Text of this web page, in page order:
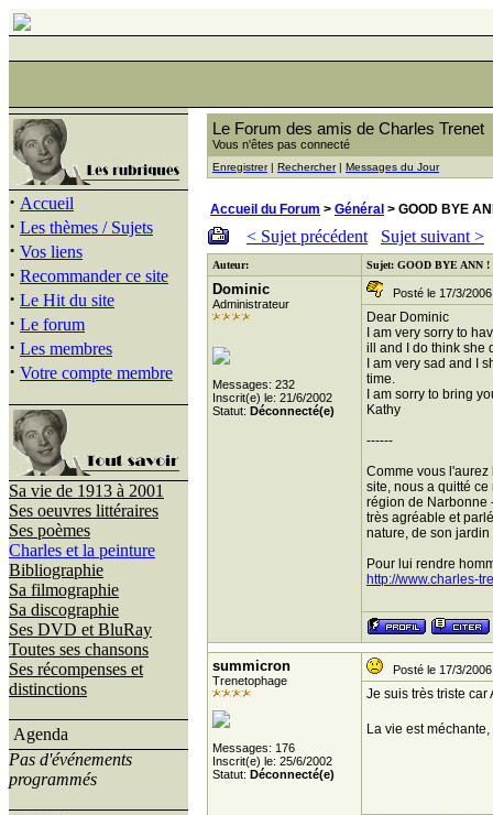
· Accueil
· Les thèmes / Sujets
· Vos liens
· Recommander ce site
· Le Hit du site
· Le forum
· Les membres
· Votre compte membre
Sa vie de 1913 à 2001
Ses oeuvres littéraires
Ses poèmes
Charles et la peinture
Bibliographie
Sa filmographie
Sa discographie
Ses DVD et BluRay
Toutes ses chansons
Ses récompenses et
distinctions
Agenda
Pas d'événements
programmés
Le Forum des amis de Charles Trenet
Vous n'êtes pas connecté
Enregistrer| Rechercher| Messages du Jour
Accueil du Forum > Général > GOOD BYE
< Sujet précédent Sujet suivant >
Auteur: Sujet: GOOD BYE ANN !
Dominic
Administrateur
Messages: 232
Inscrit(e) le: 21/6/2002
Statut: Déconnecté(e)
Posté le 17/3/
Dear Dominic
I am very sorry to
ill and I do think she
I am very sad and I
time.
I am sorry to bring
Kathy
------
Comme vous
site, nous a quitté
région de Narbonne
très agréable et
nature, de son
Pour lui rendre
http://www.charles-
summicron
Trenetophage
Messages: 176
Inscrit(e) le: 25/6/2002
Statut: Déconnecté(e)
Posté le 17/3/
Je suis très triste
La vie est